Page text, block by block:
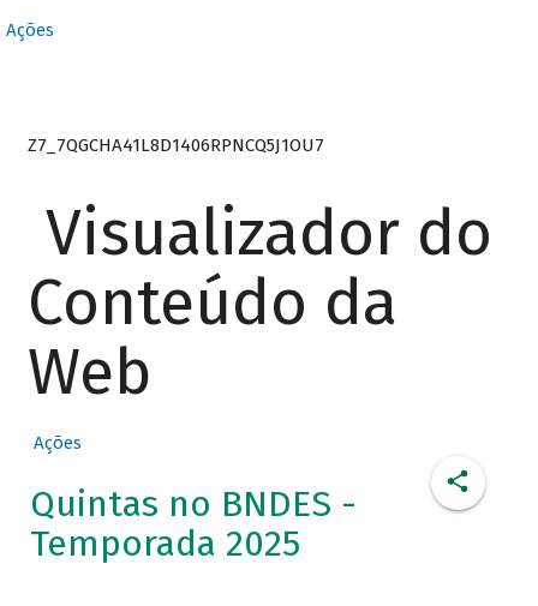
Ações
Z7_7QGCHA41L8D1406RPNCQ5J1OU7
Visualizador do
Conteúdo da
Web
Ações
Quintas no BNDES -
Temporada 2025